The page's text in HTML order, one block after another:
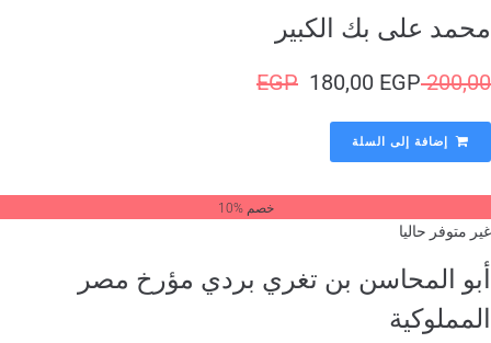
على بك الكبير
EGP 180,00EGP
إضافة إلى السلة
خصم %10
متوفر حاليا
المحاسن بن تغري بردي مؤرخ مصر